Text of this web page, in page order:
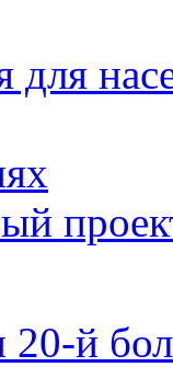
20-й